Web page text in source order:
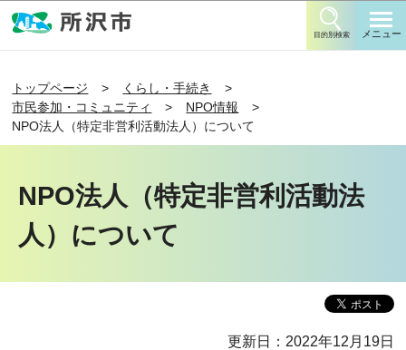
目的別検索 メニュー
トップページ
くらし・手続き
市民参加・コミュニティ
NPO情報
NPO法人（特定非営利活動法人）について
NPO法人（特定非営利活動法
人）について
更新日：2022年12月19日